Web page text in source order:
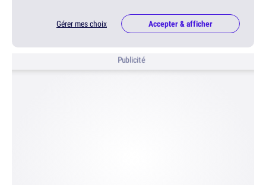
Gérer mes choix Accepter & afficher
Publicité